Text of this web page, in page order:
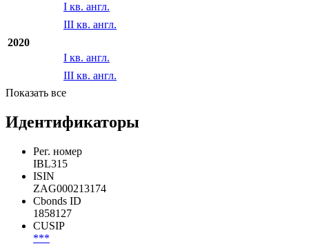
I кв. англ.
III кв. англ.
2020
I кв. англ.
III кв. англ.
Показать все
Идентификаторы
Рег. номер
IBL315
ISIN
ZAG000213174
Cbonds ID
1858127
CUSIP
***